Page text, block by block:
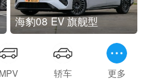
海豹08 EV 旗舰型
MPV 轿车 更多